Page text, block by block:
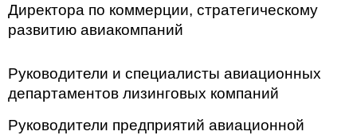
Директора по коммерции, стратегическому
развитию авиакомпаний
Руководители и специалисты авиационных
департаментов лизинговых компаний
Руководители предприятий авиационной